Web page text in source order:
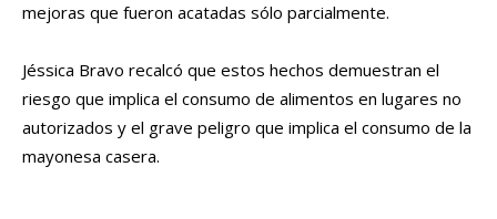
mejoras que fueron acatadas sólo parcialmente.
Jéssica Bravo recalcó que estos hechos demuestran el
riesgo que implica el consumo de alimentos en lugares no
autorizados y el grave peligro que implica el consumo de la
mayonesa casera.